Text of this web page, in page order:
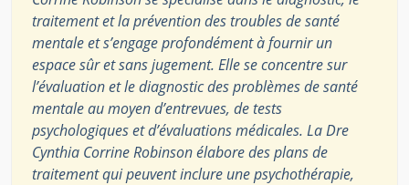
traitement et la prévention des troubles de santé
mentale et s’engage profondément à fournir un
espace sûr et sans jugement. Elle se concentre sur
l’évaluation et le diagnostic des problèmes de santé
mentale au moyen d’entrevues, de tests
psychologiques et d’évaluations médicales. La Dre
Cynthia Corrine Robinson élabore des plans de
traitement qui peuvent inclure une psychothérapie,